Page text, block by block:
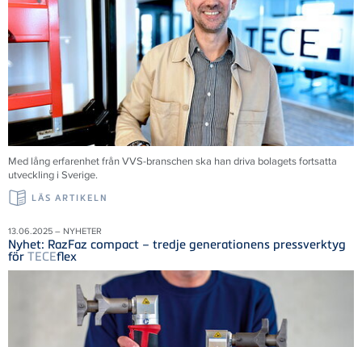
Med lång erfarenhet från VVS-branschen ska han driva bolagets fortsatta
utveckling i Sverige.
LÄS ARTIKELN
13.06.2025 – NYHETER
Nyhet: RazFaz compact – tredje generationens pressverktyg
för TECEflex